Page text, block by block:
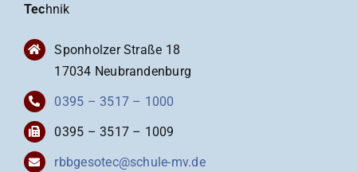
Technik
Sponholzer Straße 18
17034 Neubrandenburg
0395 – 3517 – 1000
0395 – 3517 – 1009
rbbgesotec@schule-mv.de